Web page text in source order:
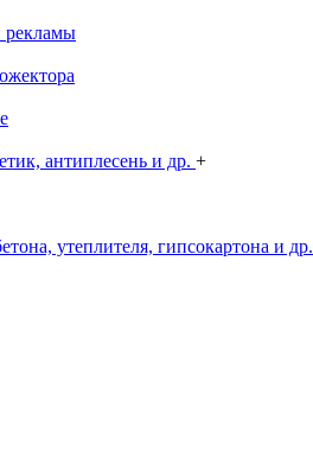
рекламы
антиплесень и др. +
утеплителя, гипсокартона и др.